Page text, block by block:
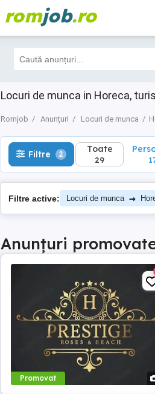
romjob.ro
Locuri de munca in Horeca,
Romjob Anunțuri Locuri de munca
Filtre 2 Toate
29
Filtre 2 Toate
29
Filtre active: Locuri de munca →
Anunțuri
Promovat